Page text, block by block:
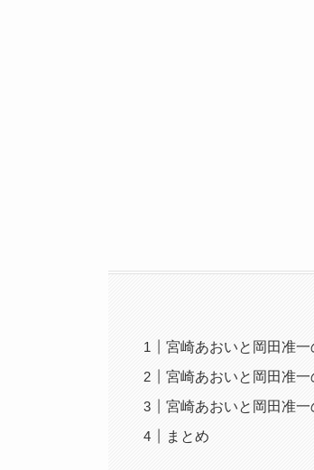
宮崎あおいと岡田准
宮崎あおいと岡田准
宮崎あおいと岡田准
まとめ